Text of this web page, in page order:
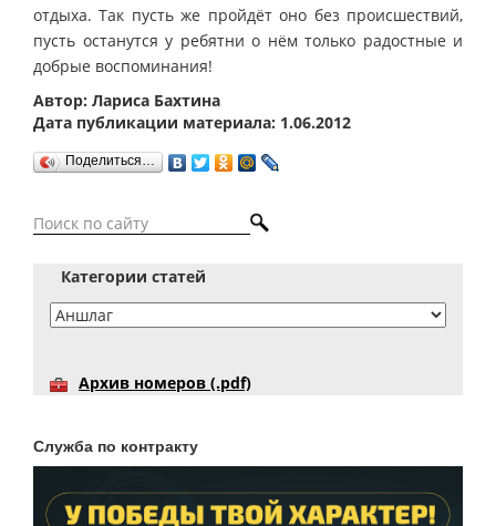
отдыха. Так пусть же пройдёт оно без происшествий,
пусть останутся у ребятни о нём только радостные и
добрые воспоминания!
Автор: Лариса Бахтина
Дата публикации материала: 1.06.2012
Поделиться…
Категории статей
Архив номеров (.pdf)
Служба по контракту